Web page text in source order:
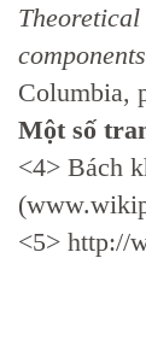
components
Columbia,
Một số
<4> Bách
<5> http://